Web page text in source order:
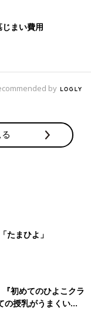
まい費用
by
たまひよ」
初めてのひよこクラ
の授乳がうまくい
のトラブル 解決テ